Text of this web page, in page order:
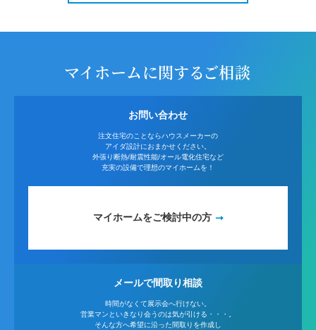
マイホームに関するご相談
お問い合わせ
注文住宅のことならハウスメーカーの
アイダ設計におまかせください。
外張り断熱/耐震性能/オール電化住宅など
充実の設備で理想のマイホームを！
マイホームをご検討中の方
メールで間取り相談
時間がなくて展示会へ行けない。
営業マンといきなり会うのは気が引ける・・・。
そんな方へ希望に沿った間取りを作成し